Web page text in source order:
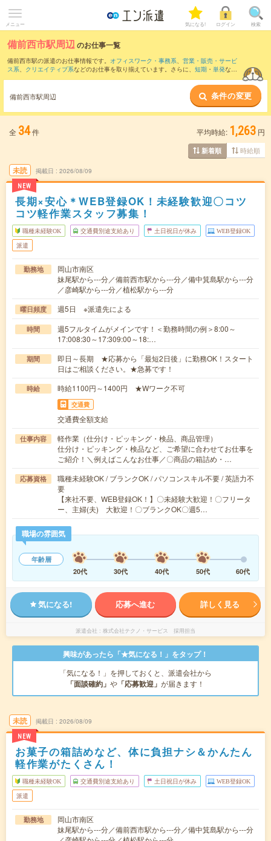
メニュー 気になる! ログイン 検索
備前西市駅周辺のお仕事一覧
備前西市駅の派遣のお仕事情報です。 オフィスワーク・事務系、 営業・販売・サービ
ス系、 クリエイティブ系などのお仕事を取り揃えています。さらに、 短期 ・ 単発など
また、岡山駅・北長瀬駅
など近隣駅のお仕事もご確認
いただけます。
備前西市駅周辺 条件の変更
全 34件 平均時給: 1,263 円
新着順 時給順
未読
NEW
掲載日 2026/08/09
長期×安心＊WEB登録OK！未経験歓迎〇コツ
コツ軽作業スタッフ募集！
職種未経験OK 交通費別途支給あり 土日祝日が休み WEB登録OK
派遣
勤務地
岡山市南区
妹尾駅から---分／備前西市駅から---分／備中箕島駅から---分
／彦崎駅から---分／植松駅から---分
曜日頻度 週5日 ※派遣先による
時間
週5フルタイムがメインです！＜勤務時間の例＞8:00～
17:008:30～17:309:00～18:…
期間
即日～長期 ★応募から「最短2日後」に勤務OK！スタート
日はご相談ください。★急募です！
時給 時給1100円～1400円 ★Wワーク不可
交通費
交通費全額支給
仕事内容
軽作業（仕分け・ピッキング・検品、商品管理）
仕分け・ピッキング・検品など、ご希望に合わせてお仕事を
ご紹介！＼例えばこんなお仕事／〇商品の箱詰め・…
応募資格
職種未経験OK / ブランクOK / パソコンスキル不要 / 英語力不
要
【来社不要、WEB登録OK！】〇未経験大歓迎！〇フリータ
ー、主婦(夫) 大歓迎！〇ブランクOK〇週5…
職場の雰囲気
年齢層
20代
30代 40代 50代 60代
気になる! 応募へ進む 詳しく見る
派遣会社 株式会社テクノ・サービス 採用担当
興味があったら「★気になる！」をタップ！
「気になる！」を押しておくと、派遣会社から
「面談確約」 や 「応募歓迎」 が届きます！
未読
NEW
掲載日 2026/08/09
お菓子の箱詰めなど、体に負担ナシ＆かんたん
軽作業がたくさん！
職種未経験OK 交通費別途支給あり 土日祝日が休み WEB登録OK
派遣
勤務地
岡山市南区
妹尾駅から---分／備前西市駅から---分／備中箕島駅から---分